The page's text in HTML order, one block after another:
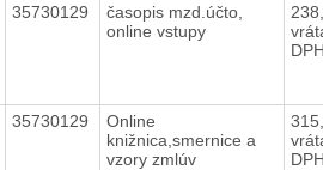
35730129
časopis mzd.účto,
online vstupy
DPH
35730129
Online
knižnica,smernice a
vzory zmlúv
DPH